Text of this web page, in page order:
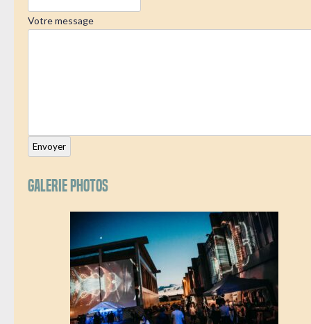
Votre message
Envoyer
Galerie photos